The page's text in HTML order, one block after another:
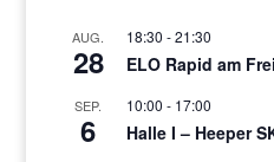
AUG.
28
18:30 -21:30
ELO Rapid am
SEP.
6
10:00 - 17:00
Halle I – Heeper